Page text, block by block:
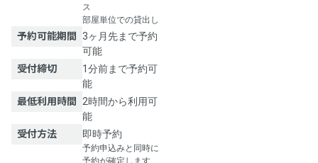
ス
部屋単位での貸出し
予約可能期間
3ヶ月先まで予約
可能
受付締切
1分前まで予約可
能
最低利用時間
2時間から利用可
能
受付方法
即時予約
予約申込みと同時に
予約が確定します